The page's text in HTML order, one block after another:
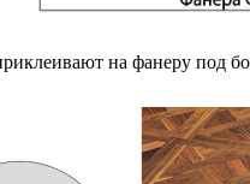
на фанеру под